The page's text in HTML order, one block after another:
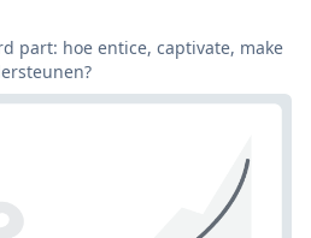
part: hoe entice, captivate, make